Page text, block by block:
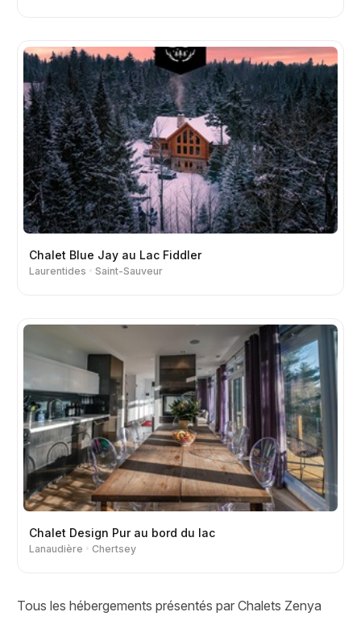
Chalet Blue Jay au Lac Fiddler
Laurentides Saint-Sauveur
Chalet Design Pur au bord du lac
Lanaudière Chertsey
Tous les hébergements présentés par Chalets Zenya